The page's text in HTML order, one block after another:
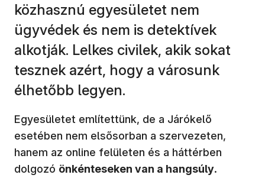
közhasznú egyesületet nem
ügyvédek és nem is detektívek
alkotják. Lelkes civilek, akik sokat
tesznek azért, hogy a városunk
élhetőbb legyen.
Egyesületet említettünk, de a Járókelő
esetében nem elsősorban a szervezeten,
hanem az online felületen és a háttérben
dolgozó önkénteseken van a hangsúly.